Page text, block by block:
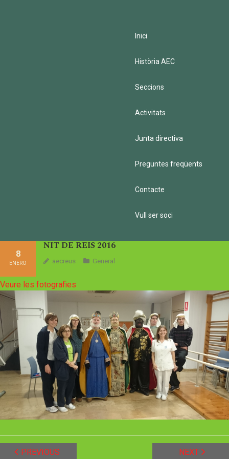
Inici
Història AEC
Seccions
Activitats
Junta directiva
Preguntes freqüents
Contacte
Vull ser soci
NIT DE REIS 2016
8
ENERO aecreus General
Veure les fotografies
PREVIOUS NEXT